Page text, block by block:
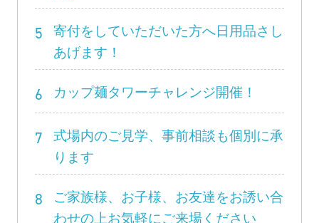
5
寄付をしていただいた方へ日用品さし
あげます！
6 カップ麺タワーチャレンジ開催！
7
式場内のご見学、事前相談も個別に承
ります
8
ご家族様、お子様、お友達をお誘い合
わせの上お気軽にご来場ください